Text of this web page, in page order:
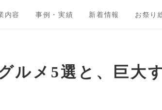
内容 事例・実績 新着情報 お祭り
ルメ5選と、巨大